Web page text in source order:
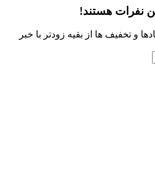
نفرات هستند!
و تخفیف ها از بقیه زودتر با خبر